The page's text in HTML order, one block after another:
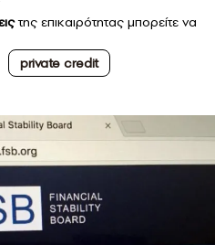
της επικαιρότητας μπορείτε να
private credit